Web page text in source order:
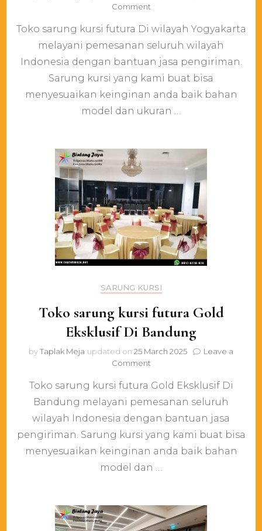
Commenton
sarung
kursi
Di
wilayah
Toko sarung kursi futura Di wilayah Yogyakarta
melayani pemesanan seluruh wilayah
Indonesia dengan bantuan jasa pengiriman.
Sarung kursi yang kami buat bisa
menyesuaikan keinginan anda baik bahan
model dan ukuran …
SARUNG KURSI
Toko sarung kursi futura Gold
Eksklusif Di Bandung
byTaplak Meja updated on 25 March 2025
Leave a
Commenton
sarung
Gold
Eksklusif
Bandung
Toko sarung kursi futura Gold Eksklusif Di
Bandung melayani pemesanan seluruh
wilayah Indonesia dengan bantuan jasa
pengiriman. Sarung kursi yang kami buat bisa
menyesuaikan keinginan anda baik bahan
model dan …